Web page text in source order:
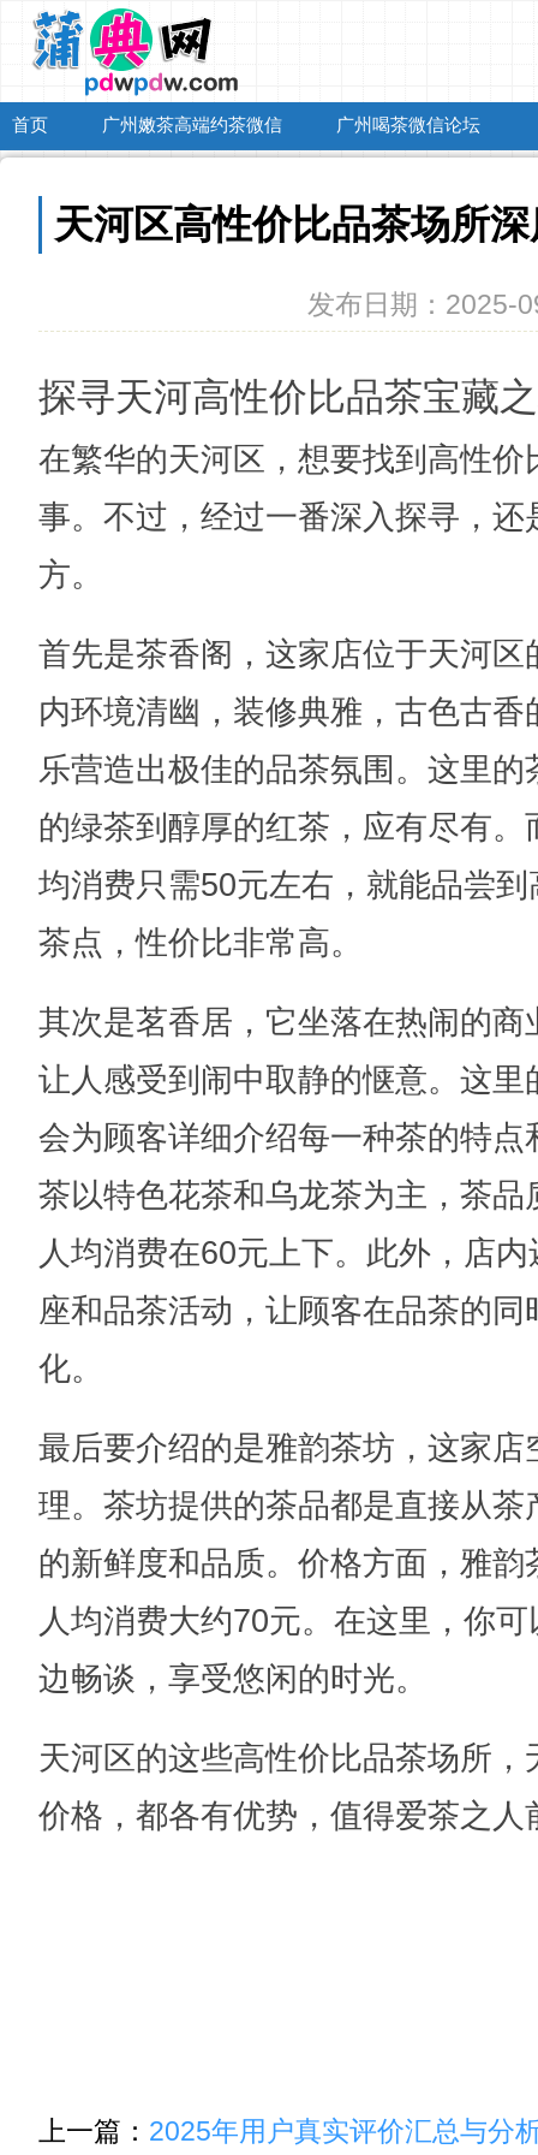
首页 广州嫩茶高端约茶微信 广州喝茶微信论坛
天河区高性价比品茶场所
发布日期：2025-
探寻天河高性价比品茶宝藏
在繁华的天河区，想要找到高性
事。不过，经过一番深入探寻，
方。
首先是茶香阁，这家店位于天河
内环境清幽，装修典雅，古色古
乐营造出极佳的品茶氛围。这里
的绿茶到醇厚的红茶，应有尽有
均消费只需50元左右，就能品尝
茶点，性价比非常高。
其次是茗香居，它坐落在热闹的
让人感受到闹中取静的惬意。这
会为顾客详细介绍每一种茶的特
茶以特色花茶和乌龙茶为主，茶
人均消费在60元上下。此外，店
座和品茶活动，让顾客在品茶的
化。
最后要介绍的是雅韵茶坊，这家
理。茶坊提供的茶品都是直接从
的新鲜度和品质。价格方面，雅
人均消费大约70元。在这里，你
边畅谈，享受悠闲的时光。
天河区的这些高性价比品茶场所
价格，都各有优势，值得爱茶之人
上一篇： 2025年用户真实评价汇总与分